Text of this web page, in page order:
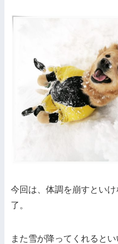
今回は、体調を崩すとい
了。
また雪が降ってくれるとい